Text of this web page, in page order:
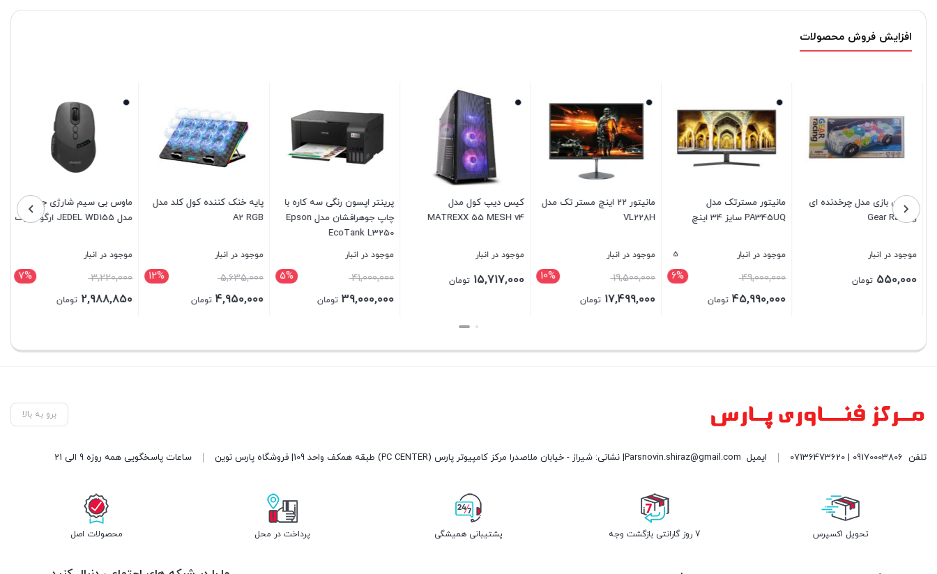
افزایش فروش محصولات
ماشین بازی مدل چرخدنده ای
Gear Racing
موجود در انبار
550,000 تومان
مانیتور مسترتک مدل
PA345UQ سایز 34 اینچ
موجود در انبار 5
6% 49,000,000
45,990,000 تومان
مانیتور 22 اینچ مستر تک مدل
VL228H
موجود در انبار
10% 19,500,000
17,499,000 تومان
کیس دیپ کول مدل
MATREXX 55 MESH v4
موجود در انبار
15,717,000 تومان
پرینتر اپسون رنگی سه کاره با
چاپ جوهرافشان مدل Epson
EcoTank L3250
موجود در انبار
5% 41,000,000
39,000,000 تومان
پایه خنک کننده کول کلد مدل
A2 RGB
موجود در انبار
12% 5,635,000
4,950,000 تومان
ماوس بی سیم شارژی جدل
مدل JEDEL WD155 ارگونومیک
موجود در انبار
7% 3,220,000
2,988,850 تومان
برو به بالا
تلفن 09170003806 | 07136473620 ایمیل Parsnovin.shiraz@gmail.com| نشانی: شیراز - خیابان ملاصدرا مرکز کامپیوتر پارس (PC CENTER) طبقه همکف واحد 109| فروشگاه پارس نوین ساعات پاسخگویی همه روزه 9 الی 21
تحویل اکسپرس 7 روز گارانتی بازگشت وجه پشتیبانی همیشگی پرداخت در محل محصولات اصل